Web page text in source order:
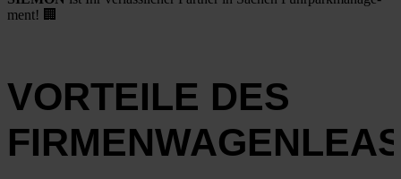
ment! 🏢
VORTEILE DES